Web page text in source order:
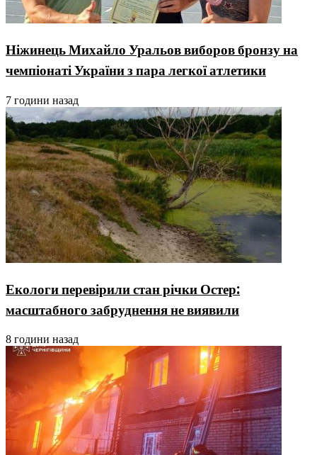
Ніжинець Михайло Уральов виборов бронзу на
чемпіонаті України з пара легкої атлетики
7 години назад
Екологи перевірили стан річки Остер:
масштабного забруднення не виявили
8 години назад